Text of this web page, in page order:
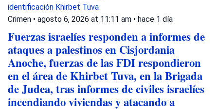
identificación Khirbet Tuva
Crimen • agosto 6, 2026 at 11:11 am • hace 1 día
Fuerzas israelíes responden a informes de
ataques a palestinos en Cisjordania
Anoche, fuerzas de las FDI respondieron
en el área de Khirbet Tuva, en la Brigada
de Judea, tras informes de civiles israelíes
incendiando viviendas y atacando a